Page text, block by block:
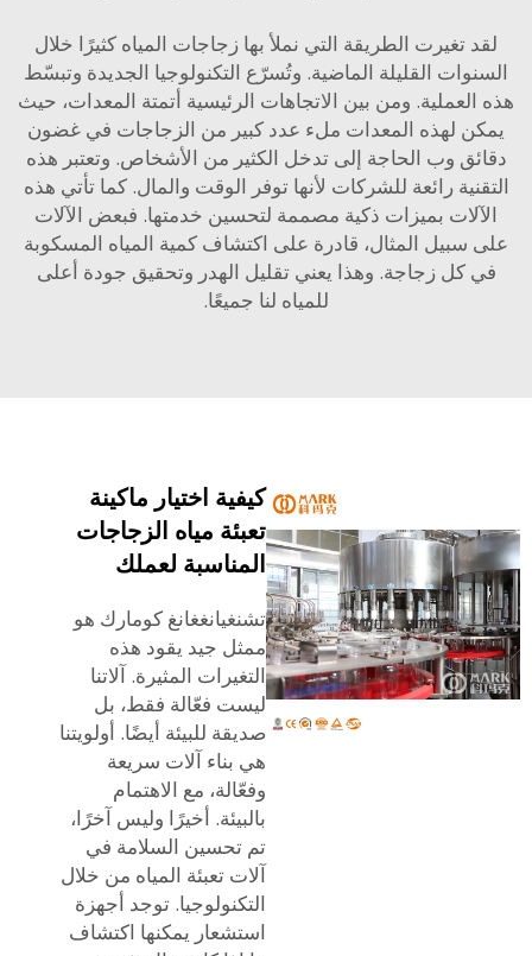
تغيرت الطريقة التي نملأ بها زجاجات المياه كثيرًا خلال
القليلة الماضية. وتُسرّع التكنولوجيا الجديدة وتبسّط
ومن بين الاتجاهات الرئيسية أتمتة المعدات، حيث
لهذه المعدات ملء عدد كبير من الزجاجات في غضون
وب الحاجة إلى تدخل الكثير من الأشخاص. وتعتبر هذه
رائعة للشركات لأنها توفر الوقت والمال. كما تأتي هذه
بميزات ذكية مصممة لتحسين خدمتها. فبعض الآلات
سبيل المثال، قادرة على اكتشاف كمية المياه المسكوبة
كل زجاجة. وهذا يعني تقليل الهدر وتحقيق جودة أعلى
للمياه لنا جميعًا.
كيفية اختيار ماكينة
تعبئة مياه الزجاجات
المناسبة لعملك
تشنغيانغغانغ كومارك هو
ممثل جيد يقود هذه
التغيرات المثيرة. آلاتنا
ليست فعّالة فقط، بل
صديقة للبيئة أيضًا. أولويتنا
هي بناء آلات سريعة
وفعّالة، مع الاهتمام
بالبيئة. أخيرًا وليس آخرًا،
تم تحسين السلامة في
آلات تعبئة المياه من خلال
التكنولوجيا. توجد أجهزة
استشعار يمكنها اكتشاف